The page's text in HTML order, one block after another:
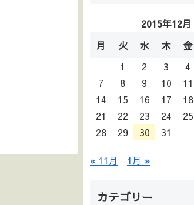
2015年12月
月
火 水 木 金
1
2 3 4
7
8 9 10 11
14
15 16 17 18
21
22 23 24 25
28
29 30 31
« 11月 1月 »
カテゴリー